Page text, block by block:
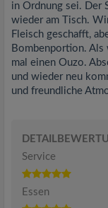
in Ordnung sei. Der
wieder am Tisch.
Fleisch geschafft,
Bombenportion. Als
mal einen Ouzo.
und wieder neu
und freundliche
Service
Essen